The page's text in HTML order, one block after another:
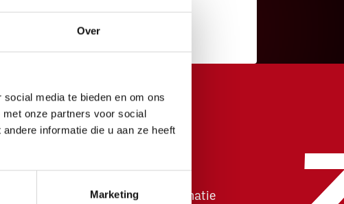
Over
media te bieden en om ons
onze partners voor social
informatie die u aan ze heeft
Marketing
Ga naar
Algemene informatie